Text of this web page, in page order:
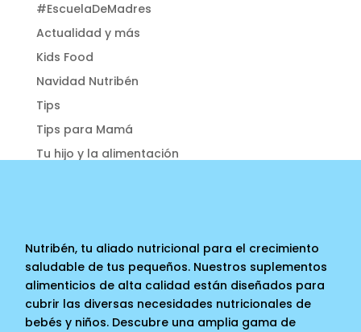
#EscuelaDeMadres
Actualidad y más
Kids Food
Navidad Nutribén
Tips
Tips para Mamá
Tu hijo y la alimentación
Nutribén, tu aliado nutricional para el crecimiento
saludable de tus pequeños. Nuestros suplementos
alimenticios de alta calidad están diseñados para
cubrir las diversas necesidades nutricionales de
bebés y niños. Descubre una amplia gama de